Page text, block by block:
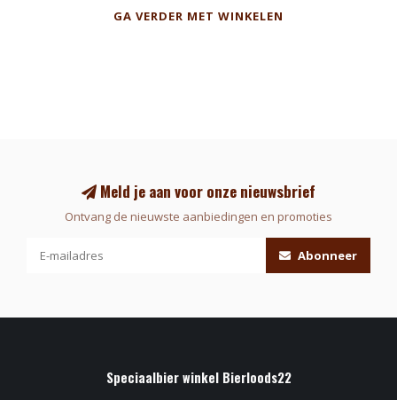
GA VERDER MET WINKELEN
Meld je aan voor onze nieuwsbrief
Ontvang de nieuwste aanbiedingen en promoties
Abonneer
Speciaalbier winkel Bierloods22